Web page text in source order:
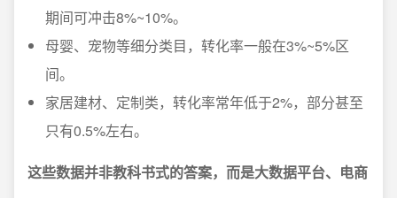
期间可冲击8%~10%。
母婴、宠物等细分类目，转化率一般在3%~5%区
间。
家居建材、定制类，转化率常年低于2%，部分甚至
只有0.5%左右。
这些数据并非教科书式的答案，而是大数据平台、电商